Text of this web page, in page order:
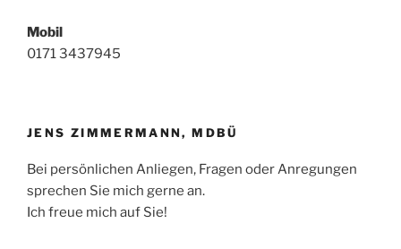
Mobil
0171 3437945
JENS ZIMMERMANN, MDBÜ
Bei persönlichen Anliegen, Fragen oder Anregungen
sprechen Sie mich gerne an.
Ich freue mich auf Sie!